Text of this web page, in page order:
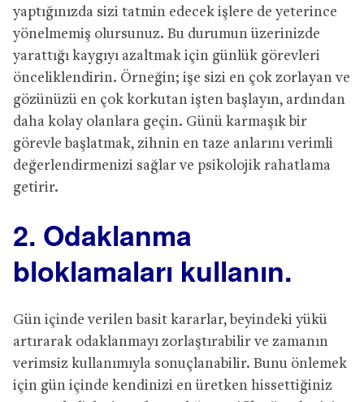
yaptığınızda sizi tatmin edecek işlere de yeterince
yönelmemiş olursunuz. Bu durumun üzerinizde
yarattığı kaygıyı azaltmak için günlük görevleri
önceliklendirin. Örneğin; işe sizi en çok zorlayan ve
gözünüzü en çok korkutan işten başlayın, ardından
daha kolay olanlara geçin. Günü karmaşık bir
görevle başlatmak, zihnin en taze anlarını verimli
değerlendirmenizi sağlar ve psikolojik rahatlama
getirir.
2. Odaklanma
bloklamaları kullanın.
Gün içinde verilen basit kararlar, beyindeki yükü
artırarak odaklanmayı zorlaştırabilir ve zamanın
verimsiz kullanımıyla sonuçlanabilir. Bunu önlemek
için gün içinde kendinizi en üretken hissettiğiniz